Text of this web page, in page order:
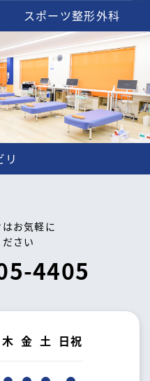
スポーツ整形外科
リ
お気軽に
さい
4405
木 金 土 日祝